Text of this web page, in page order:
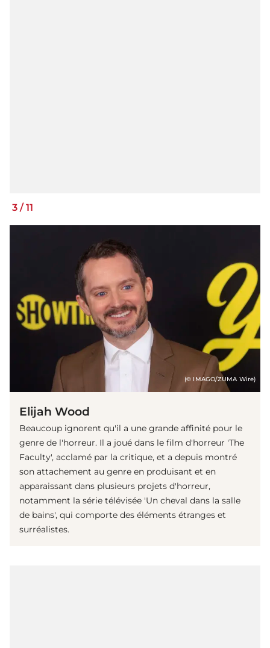
3 /11
(© IMAGO/ZUMA Wire)
Elijah Wood
Beaucoup ignorent qu'il a une grande affinité pour le
genre de l'horreur. Il a joué dans le film d'horreur 'The
Faculty', acclamé par la critique, et a depuis montré
son attachement au genre en produisant et en
apparaissant dans plusieurs projets d'horreur,
notamment la série télévisée 'Un cheval dans la salle
de bains', qui comporte des éléments étranges et
surréalistes.